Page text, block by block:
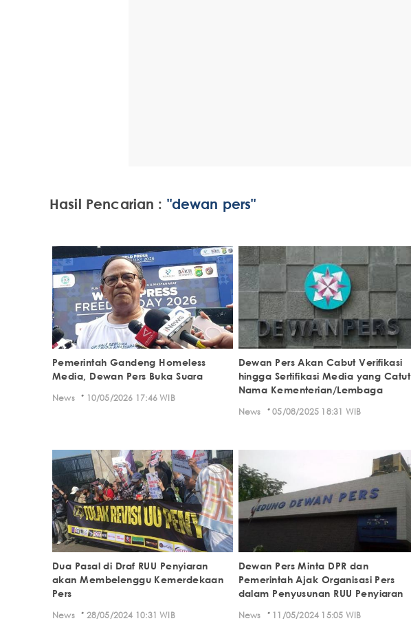
Hasil Pencarian : "dewan pers"
Pemerintah Gandeng Homeless
Media, Dewan Pers Buka Suara
News · 10/05/2026 17:46 WIB
Dewan Pers Akan Cabut Verifikasi
hingga Sertifikasi Media yang Catut
Nama Kementerian/Lembaga
News · 05/08/2025 18:31 WIB
Dua Pasal di Draf RUU Penyiaran
akan Membelenggu Kemerdekaan
Pers
News · 28/05/2024 10:31 WIB
Dewan Pers Minta DPR dan
Pemerintah Ajak Organisasi Pers
dalam Penyusunan RUU Penyiaran
News · 11/05/2024 15:05 WIB